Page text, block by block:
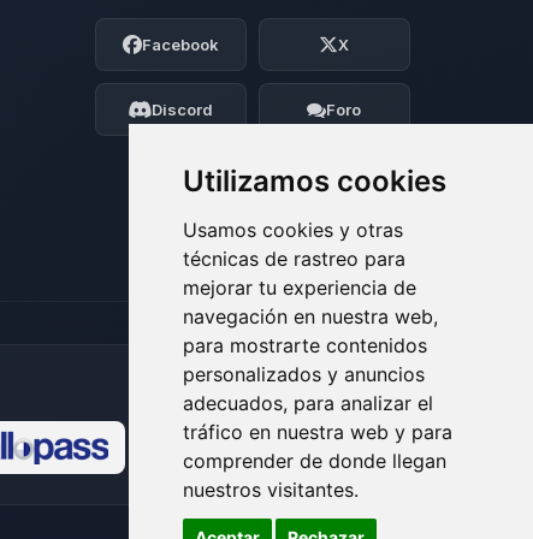
Utilizamos cookies
Usamos cookies y otras
técnicas de rastreo para
mejorar tu experiencia de
navegación en nuestra web,
para mostrarte contenidos
personalizados y anuncios
adecuados, para analizar el
tráfico en nuestra web y para
comprender de donde llegan
nuestros visitantes.
Facebook X
Discord Foro
Soy Choupy, tu pequeno asistente de
BoxToPlay. Cuentame que necesitas y
moveré mis pequenos circuitos para
ayudarte.
07/08/2026 02:39